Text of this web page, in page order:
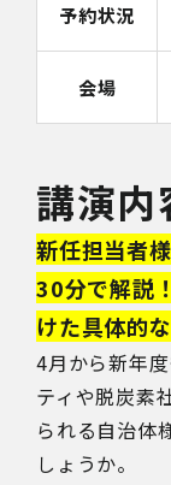
予約状況
会場
講演内
新任担当者
30分で解説
けた具体的
4月から新年
ティや脱炭素
られる自治体
しょうか。